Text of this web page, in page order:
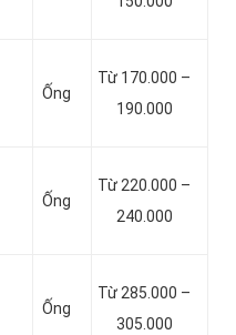
Ống
Từ 170.000 –
190.000
Ống
Từ 220.000 –
240.000
Ống
Từ 285.000 –
305.000